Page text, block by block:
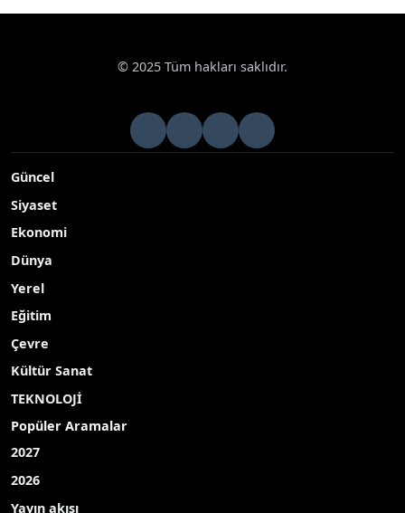
© 2025 Tüm hakları saklıdır.
Güncel
Siyaset
Ekonomi
Dünya
Yerel
Eğitim
Çevre
Kültür Sanat
TEKNOLOJİ
Popüler Aramalar
2027
2026
Yayın akışı